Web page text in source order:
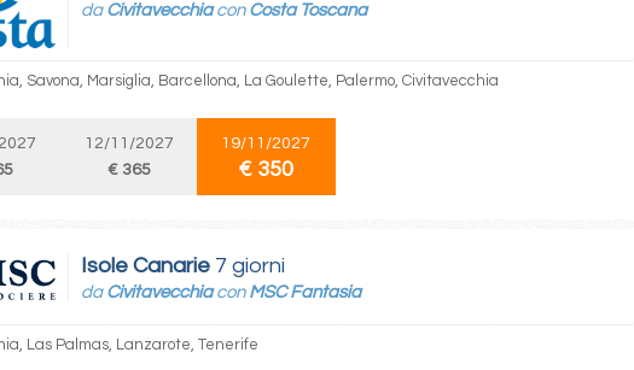
da Civitavecchiacon Costa Toscana
Savona, Marsiglia, Barcellona, La Goulette, Palermo, Civitavecchia
12/11/2027
€ 365
19/11/2027
€ 350
Isole Canarie 7 giorni
da Civitavecchiacon MSC Fantasia
Las Palmas, Lanzarote, Tenerife